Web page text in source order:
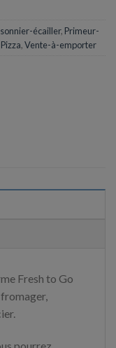
écailler, Primeur-
,Vente-à-emporter
Fresh to Go